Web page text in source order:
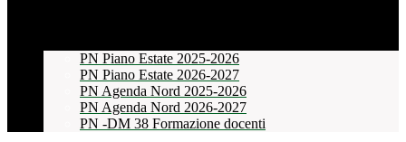
PN Piano Estate 2025-2026
PN Piano Estate 2026-2027
PN Agenda Nord 2025-2026
PN Agenda Nord 2026-2027
PN -DM 38 Formazione docenti